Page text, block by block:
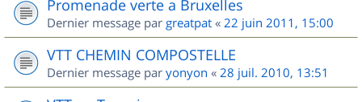
Promenade verte a Bruxelles
Dernier message par greatpat « 22 juin 2011, 15:00
VTT CHEMIN COMPOSTELLE
Dernier message par yonyon « 28 juil. 2010, 13:51